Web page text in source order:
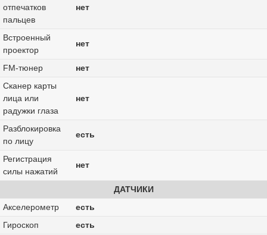
отпечатков
пальцев
нет
Встроенный
проектор
нет
FM-тюнер
нет
Сканер карты
лица или
радужки глаза
нет
Разблокировка
по лицу
есть
Регистрация
силы нажатий
нет
ДАТЧИКИ
Акселерометр
есть
Гироскоп
есть